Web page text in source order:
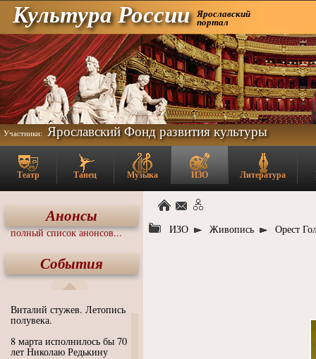
Культура России Ярославский
портал
Участники: Ярославский Фонд развития культуры
Театр Танец Музыка ИЗО Литература
Анонсы
полный список анонсов...
События
Виталий стужев. Летопись
полувека.
8 марта исполнилось бы 70
лет Николаю Редькину
ИЗО Живопись Орест